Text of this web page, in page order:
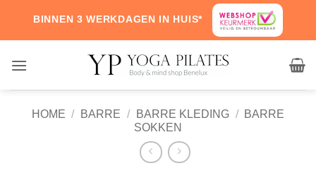
content
BINNEN 3 WERKDAGEN IN HUIS*
HOME / BARRE / BARRE KLEDING /
BARRE
SOKKEN